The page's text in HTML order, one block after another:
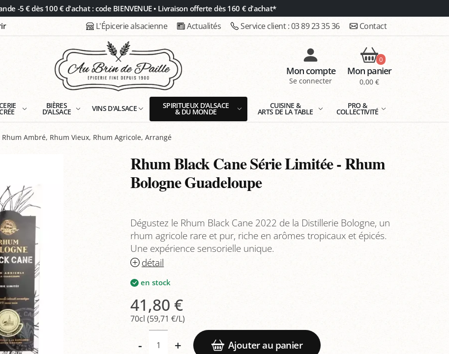
-5 € dès 100 € d'achat : code BIENVENUE • Livraison offerte dès 160 € d'achat*
L'Épicerie alsacienne Actualités Service client :03 89 23 35 36 Contact
Mon compte
Se connecter
0
Mon panier
0,00 €
BIÈRES
D'ALSACE VINS D'ALSACE SPIRITUEUX D'ALSACE
& DU MONDE
CUISINE &
ARTS DE LA TABLE
PRO &
COLLECTIVITÉ
Ambré, Rhum Vieux, Rhum Agricole, Arrangé
Rhum Black Cane Série Limitée - Rhum
Bologne Guadeloupe
Dégustez le Rhum Black Cane 2022 de la Distillerie Bologne, un
rhum agricole rare et pur, riche en arômes tropicaux et épicés.
Une expérience sensorielle unique.
détail
en stock
41,80 €
70cl (59,71 €/L)
- + Ajouter au panier